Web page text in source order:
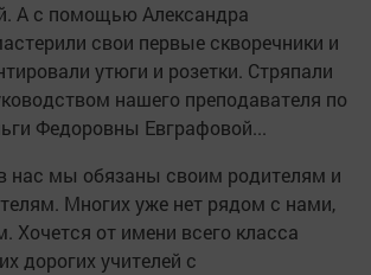
А с помощью Александра
свои первые скворечники и
утюги и розетки. Стряпали
нашего преподавателя по
Федоровны Евграфовой...
нас мы обязаны своим родителям и
Многих уже нет рядом с нами,
Хочется от имени всего класса
дорогих учителей с